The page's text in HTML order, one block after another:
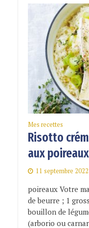
Mes recettes
Risotto
aux
11 septembre 2022
poireaux Votre
de beurre ; 1
bouillon de
(arborio ou